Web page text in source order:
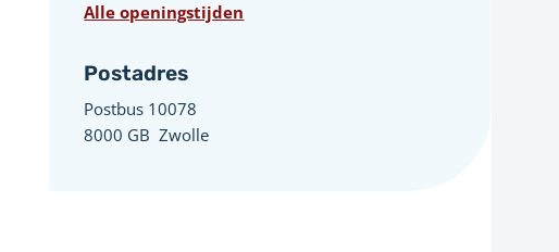
Alle openingstijden
Postadres
Postbus 10078 ­
8000 GB ­ Zwolle